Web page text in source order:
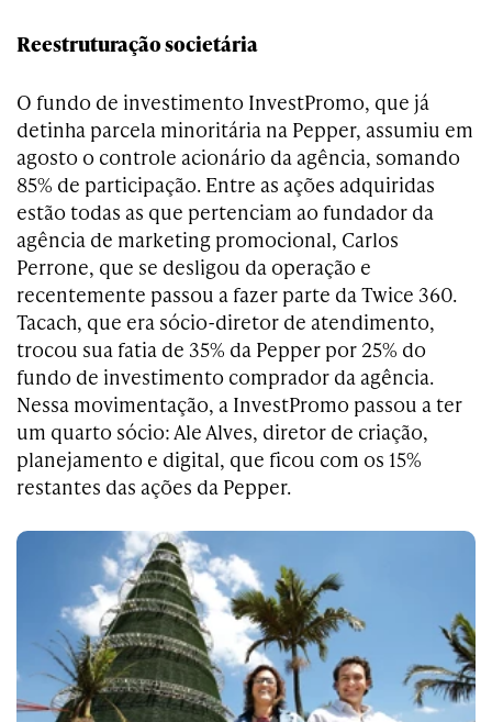
Reestruturação societária
O fundo de investimento InvestPromo, que já
detinha parcela minoritária na Pep­per, assumiu em
agosto o controle acionário da agência, somando
85% de participação. Entre as ações adquiridas
estão todas as que pertenciam ao fundador da
agência de marketing promocional, Carlos
Perrone, que se desligou da operação e
recentemente passou a fazer parte da Twice 360.
Tacach, que era sócio-diretor de atendimento,
trocou sua fatia de 35% da Pepper por 25% do
fundo de investimento comprador da agência.
Nessa movimentação, a InvestPromo passou a ter
um quarto sócio: Ale Alves, diretor de criação,
planejamento e digital, que ficou com os 15%
restantes das ações da Pepper.